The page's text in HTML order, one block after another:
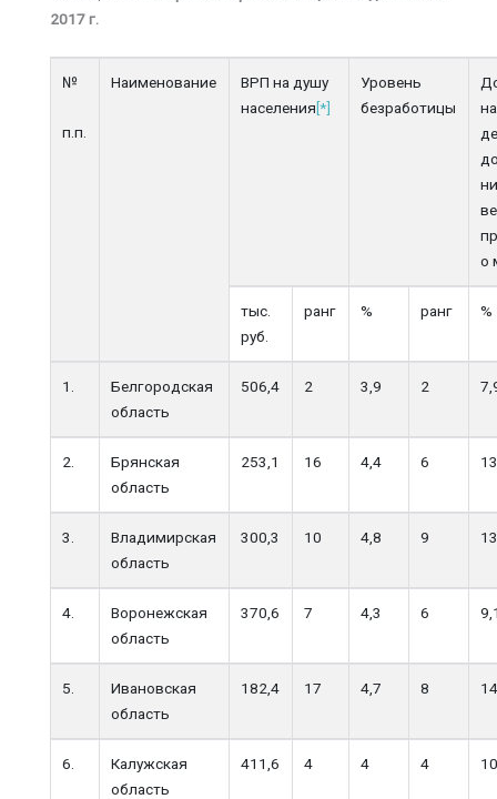
2017 г.
№
п.п.
Наименование
ВРП на душу
населения[*]
Уровень
безработицы
о
тыс.
руб.
ранг % ранг %
1.
Белгородская
область
506,4 2 3,9 2
2.
Брянская
область
253,1 16 4,4 6
3.
Владимирская
область
300,3 10 4,8 9
4.
Воронежская
область
370,6 7 4,3 6
5.
Ивановская
область
182,4 17 4,7 8
6.
Калужская
область
411,6 4 4 4